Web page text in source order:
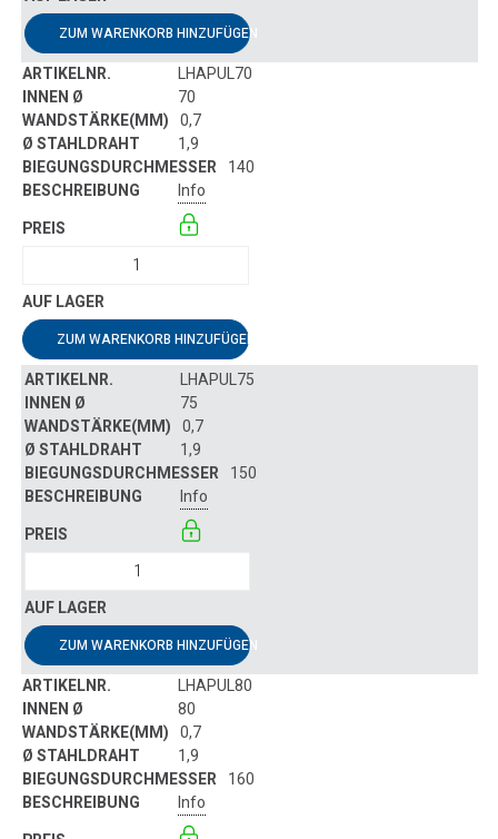
ZUM WARENKORB HINZUFÜGEN
LHAPUL70
70
0,7
1,9
140
Info
ZUM WARENKORB HINZUFÜGEN
LHAPUL75
75
0,7
1,9
150
Info
ZUM WARENKORB HINZUFÜGEN
LHAPUL80
80
0,7
1,9
160
Info